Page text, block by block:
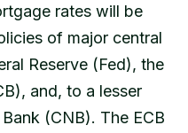
rates will be
of major central
Reserve (Fed), the
and, to a lesser
(CNB). The ECB